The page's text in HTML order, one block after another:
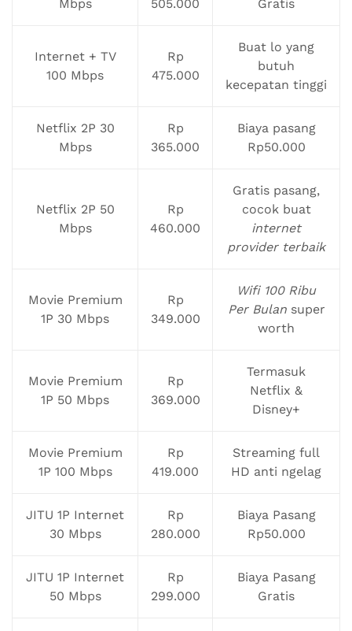
Mbps 505.000 Gratis
Internet + TV
100 Mbps
Rp
475.000
Buat lo yang
butuh
kecepatan tinggi
Netflix 2P 30
Mbps
Rp
365.000
Biaya pasang
Rp50.000
Netflix 2P 50
Mbps
Rp
460.000
Gratis pasang,
cocok buat
internet
provider terbaik
Movie Premium
1P 30 Mbps
Rp
349.000
Wifi 100 Ribu
Per Bulansuper
worth
Movie Premium
1P 50 Mbps
Rp
369.000
Termasuk
Netflix &
Disney+
Movie Premium
1P 100 Mbps
Rp
419.000
Streaming full
HD anti ngelag
JITU 1P Internet
30 Mbps
Rp
280.000
Biaya Pasang
Rp50.000
JITU 1P Internet
50 Mbps
Rp
299.000
Biaya Pasang
Gratis